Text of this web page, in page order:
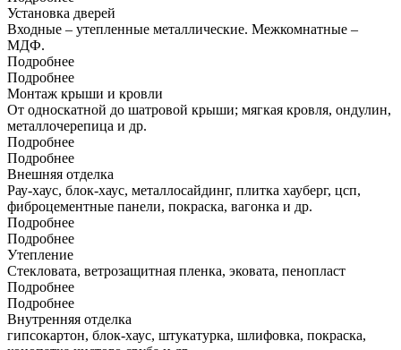
Установка дверей
Входные – утепленные металлические. Межкомнатные –
МДФ.
Подробнее
Подробнее
Монтаж крыши и кровли
От односкатной до шатровой крыши; мягкая кровля, ондулин,
металлочерепица и др.
Подробнее
Подробнее
Внешняя отделка
Рау-хаус, блок-хаус, металлосайдинг, плитка хауберг, цсп,
фиброцементные панели, покраска, вагонка и др.
Подробнее
Подробнее
Утепление
Стекловата, ветрозащитная пленка, эковата, пенопласт
Подробнее
Подробнее
Внутренняя отделка
гипсокартон, блок-хаус, штукатурка, шлифовка, покраска,